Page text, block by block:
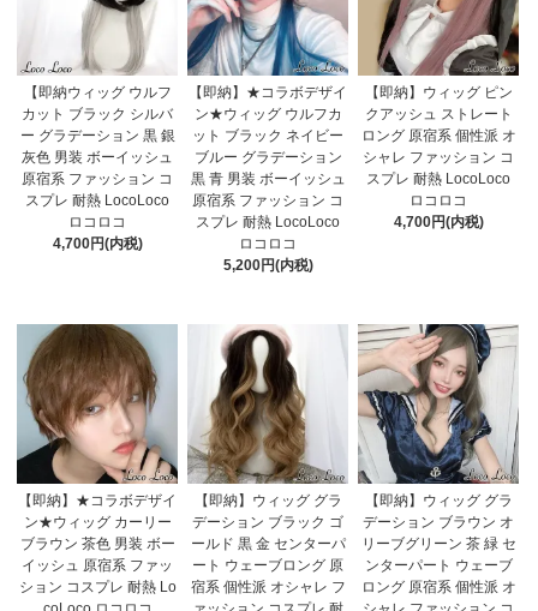
【即納ウィッグ ウルフ
カット ブラック シルバ
ー グラデーション 黒 銀
灰色 男装 ボーイッシュ
原宿系 ファッション コ
スプレ 耐熱 LocoLoco
ロコロコ
4,700円(内税)
【即納】★コラボデザイ
ン★ウィッグ ウルフカ
ット ブラック ネイビー
ブルー グラデーション
黒 青 男装 ボーイッシュ
原宿系 ファッション コ
スプレ 耐熱 LocoLoco
ロコロコ
5,200円(内税)
【即納】ウィッグ ピン
クアッシュ ストレート
ロング 原宿系 個性派 オ
シャレ ファッション コ
スプレ 耐熱 LocoLoco
ロコロコ
4,700円(内税)
【即納】★コラボデザイ
ン★ウィッグ カーリー
ブラウン 茶色 男装 ボー
イッシュ 原宿系 ファッ
ション コスプレ 耐熱 Lo
【即納】ウィッグ グラ
デーション ブラック ゴ
ールド 黒 金 センターパ
ート ウェーブロング 原
宿系 個性派 オシャレ フ
【即納】ウィッグ グラ
デーション ブラウン オ
リーブグリーン 茶 緑 セ
ンターパート ウェーブ
ロング 原宿系 個性派 オ